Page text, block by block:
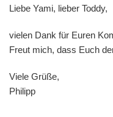
Liebe Yami, lieber Toddy,
vielen Dank für Euren
Freut mich, dass Euch
Viele Grüße,
Philipp